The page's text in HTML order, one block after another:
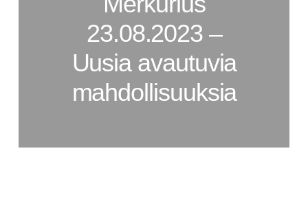
23.08.2023 –
Uusia avautuvia
mahdollisuuksia